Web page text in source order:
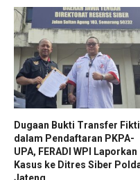
Dugaan Bukti Transfer
dalam Pendaftaran PKPA-
UPA, FERADI WPI Laporkan
Kasus ke Ditres Siber